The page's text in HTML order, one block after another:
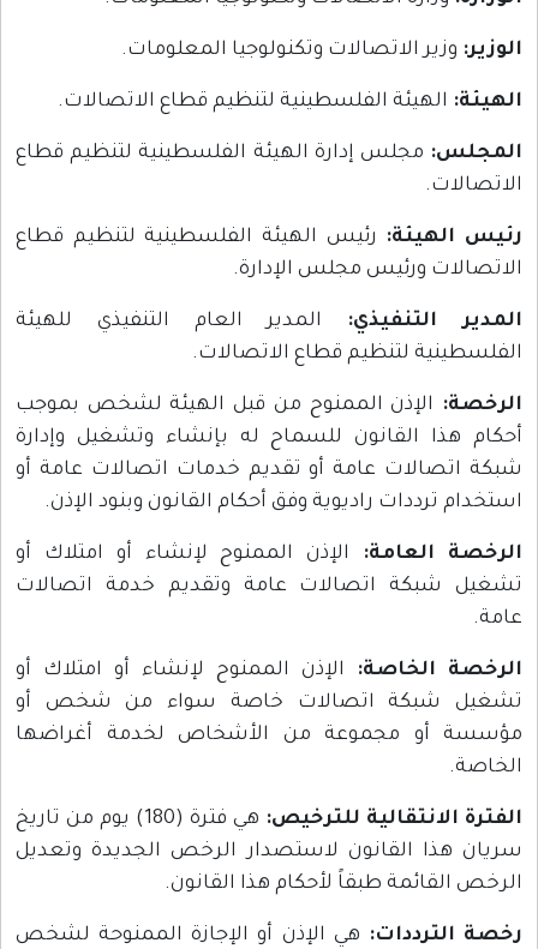
الوزير: وزير الاتصالات وتكنولوجيا المعلومات.
الهيئة: الهيئة الفلسطينية لتنظيم قطاع الاتصالات.
المجلس: مجلس إدارة الهيئة الفلسطينية لتنظيم قطاع
الاتصالات.
رئيس الهيئة: رئيس الهيئة الفلسطينية لتنظيم قطاع
الاتصالات ورئيس مجلس الإدارة.
المدير التنفيذي: المدير العام التنفيذي للهيئة
الفلسطينية لتنظيم قطاع الاتصالات.
الرخصة:
الإذن الممنوح من قبل الهيئة لشخص بموجب
أحكام هذا القانون للسماح له بإنشاء وتشغيل وإدارة
شبكة اتصالات عامة أو تقديم خدمات اتصالات عامة أو
استخدام ترددات راديوية وفق أحكام القانون وبنود الإذن.
الرخصة العامة:
الإذن الممنوح لإنشاء أو امتلاك أو
تشغيل شبكة اتصالات عامة وتقديم خدمة اتصالات
عامة.
الرخصة الخاصة:
الإذن الممنوح لإنشاء أو امتلاك أو
تشغيل شبكة اتصالات خاصة سواء من شخص أو
مؤسسة أو مجموعة من الأشخاص لخدمة أغراضها
الخاصة.
الفترة الانتقالية للترخيص:
هي فترة (180) يوم من تاريخ
سريان هذا القانون لاستصدار الرخص الجديدة وتعديل
الرخص القائمة طبقاً لأحكام هذا القانون.
رخصة الترددات: هي الإذن أو الإجازة الممنوحة لشخص